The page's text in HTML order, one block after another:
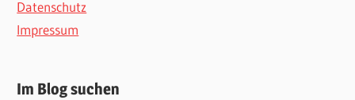
Datenschutz
Impressum
Im Blog suchen